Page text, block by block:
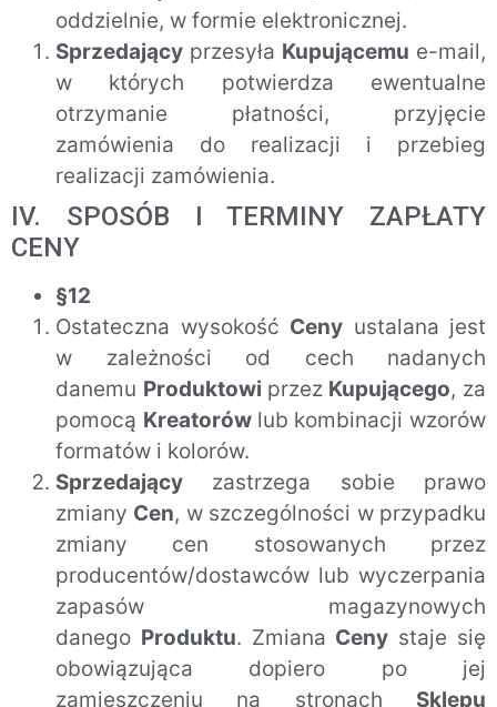
oddzielnie, w formie elektronicznej.
Sprzedający przesyła Kupującemu e-mail,
w których potwierdza ewentualne
otrzymanie płatności, przyjęcie
zamówienia do realizacji i przebieg
realizacji zamówienia.
IV. SPOSÓB I TERMINY ZAPŁATY
CENY
§12
Ostateczna wysokość Ceny ustalana jest
w zależności od cech nadanych
danemu Produktowi przez Kupującego, za
pomocą Kreatorów lub kombinacji wzorów
formatów i kolorów.
Sprzedający zastrzega sobie prawo
zmiany Cen, w szczególności w przypadku
zmiany cen stosowanych przez
producentów/dostawców lub wyczerpania
zapasów magazynowych
danego Produktu. Zmiana Ceny staje się
obowiązująca dopiero po jej
zamieszczeniu na stronach Sklepu